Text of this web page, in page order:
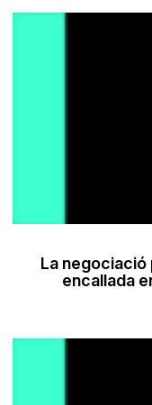
La
encallada